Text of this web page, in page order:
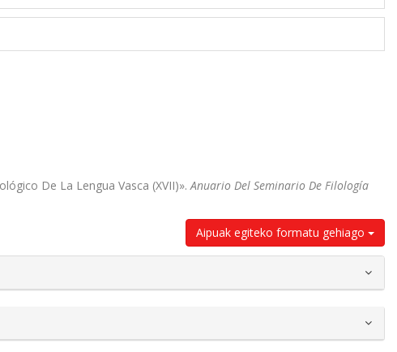
De La Lengua Vasca (XVII)».Anuario Del Seminario De Filología
Aipuak egiteko formatu gehiago